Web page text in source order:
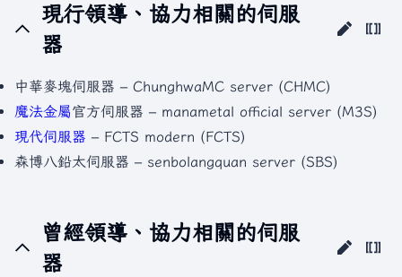
現行領導、協力相關的伺服
器
中華麥塊伺服器 – ChunghwaMC server (CHMC)
魔法金屬官方伺服器 – manametal official server (M3S)
現代伺服器 – FCTS modern (FCTS)
森博八鉛太伺服器 – senbolangquan server (SBS)
曾經領導、協力相關的伺服
器